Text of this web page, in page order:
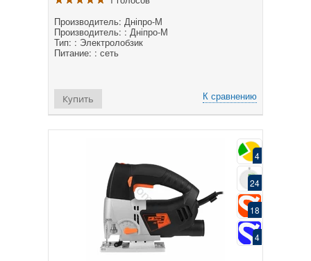
Производитель: Дніпро-М
Производитель: : Дніпро-М
Тип: : Электролобзик
Питание: : сеть
К сравнению
Купить
4
24
18
4